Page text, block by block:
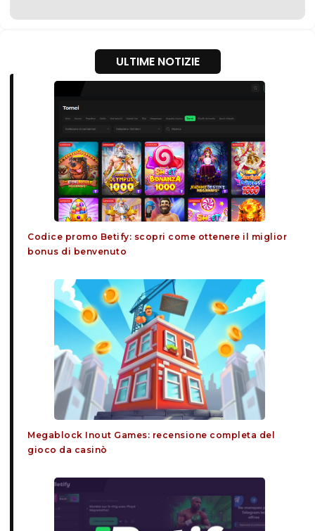
ULTIME NOTIZIE
Codice promo Betify: scopri come ottenere il miglior
bonus di benvenuto
Megablock Inout Games: recensione completa del
gioco da casinò